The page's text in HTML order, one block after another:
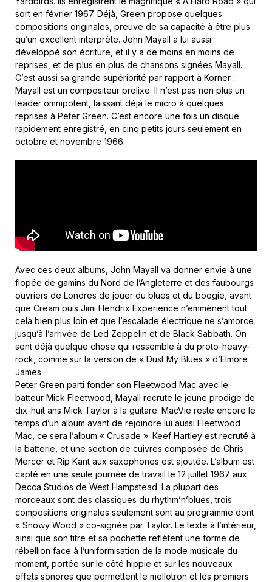
sort en février 1967. Déjà, Green propose quelques
compositions originales, preuve de sa capacité à être plus
qu’un excellent interprète. John Mayall a lui aussi
développé son écriture, et il y a de moins en moins de
reprises, et de plus en plus de chansons signées Mayall.
C’est aussi sa grande supériorité par rapport à Korner :
Mayall est un compositeur prolixe. Il n’est pas non plus un
leader omnipotent, laissant déjà le micro à quelques
reprises à Peter Green. C’est encore une fois un disque
rapidement enregistré, en cinq petits jours seulement en
octobre et novembre 1966.
Avec ces deux albums, John Mayall va donner envie à une
flopée de gamins du Nord de l’Angleterre et des faubourgs
ouvriers de Londres de jouer du blues et du boogie, avant
que Cream puis Jimi Hendrix Experience n’emmènent tout
cela bien plus loin et que l’escalade électrique ne s’amorce
jusqu’à l’arrivée de Led Zeppelin et de Black Sabbath. On
sent déjà quelque chose qui ressemble à du proto-heavy-
rock, comme sur la version de « Dust My Blues » d’Elmore
James.
Peter Green parti fonder son Fleetwood Mac avec le
batteur Mick Fleetwood, Mayall recrute le jeune prodige de
dix-huit ans Mick Taylor à la guitare. MacVie reste encore le
temps d’un album avant de rejoindre lui aussi Fleetwood
Mac, ce sera l’album « Crusade ». Keef Hartley est recruté à
la batterie, et une section de cuivres composée de Chris
Mercer et Rip Kant aux saxophones est ajoutée. L’album est
capté en une seule journée de travail le 12 juillet 1967 aux
Decca Studios de West Hampstead. La plupart des
morceaux sont des classiques du rhythm’n’blues, trois
compositions originales seulement sont au programme dont
« Snowy Wood » co-signée par Taylor. Le texte à l’intérieur,
ainsi que son titre et sa pochette reflètent une forme de
rébellion face à l’uniformisation de la mode musicale du
moment, portée sur le côté hippie et sur les nouveaux
effets sonores que permettent le mellotron et les premiers